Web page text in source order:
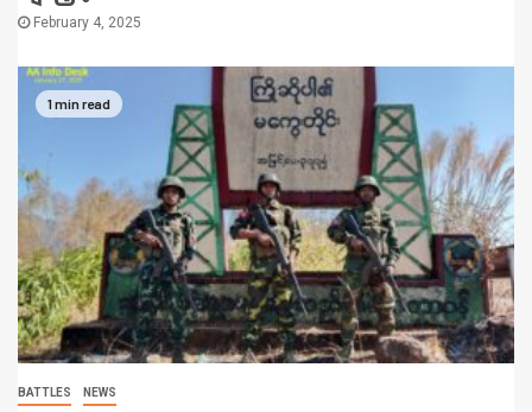
February 4, 2025
1 min read
BATTLES NEWS